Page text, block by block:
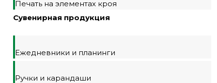
Печать на элементах кроя
Сувенирная продукция
Ежедневники и планинги
Ручки и карандаши